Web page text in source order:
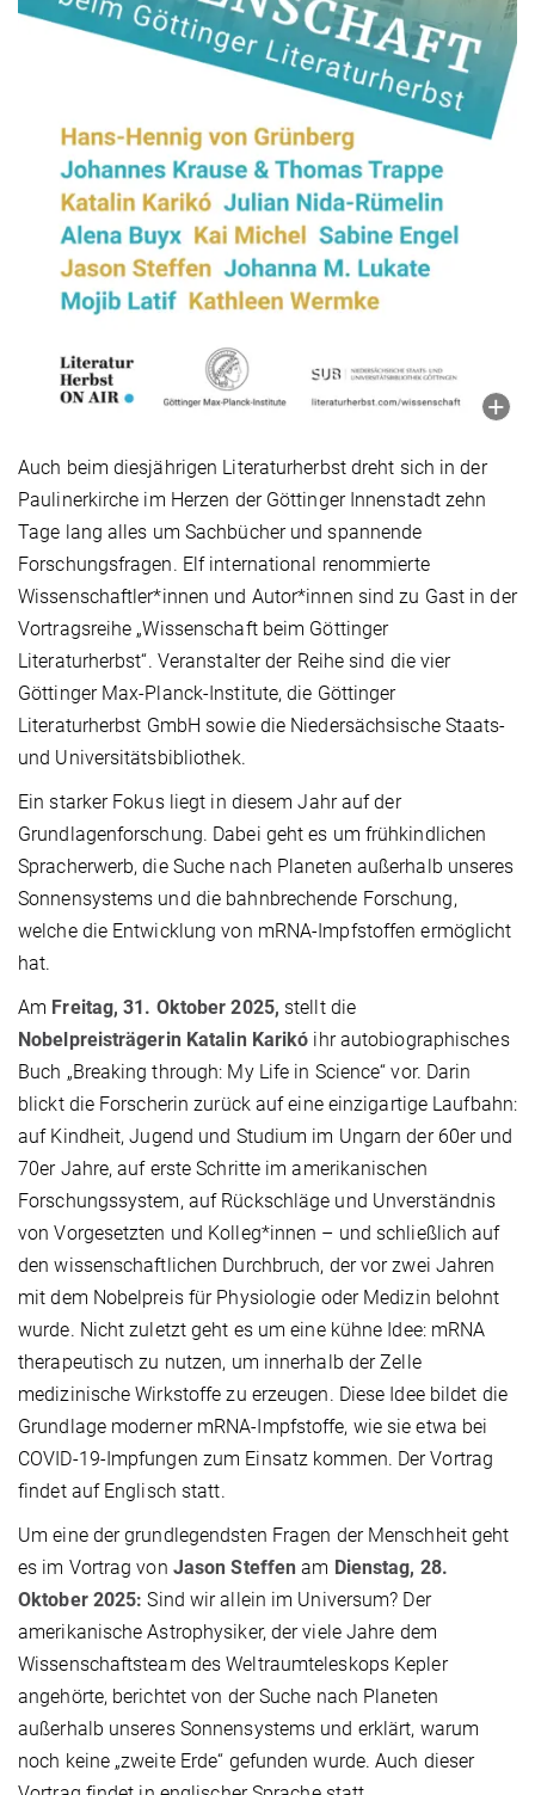
Auch beim diesjährigen Literaturherbst dreht sich in der
Paulinerkirche im Herzen der Göttinger Innenstadt zehn
Tage lang alles um Sachbücher und spannende
Forschungsfragen. Elf international renommierte
Wissenschaftler*innen und Autor*innen sind zu Gast in der
Vortragsreihe „Wissenschaft beim Göttinger
Literaturherbst“. Veranstalter der Reihe sind die vier
Göttinger Max-Planck-Institute, die Göttinger
Literaturherbst GmbH sowie die Niedersächsische Staats-
und Universitätsbibliothek.
Ein starker Fokus liegt in diesem Jahr auf der
Grundlagenforschung. Dabei geht es um frühkindlichen
Spracherwerb, die Suche nach Planeten außerhalb unseres
Sonnensystems und die bahnbrechende Forschung,
welche die Entwicklung von mRNA-Impfstoffen ermöglicht
hat.
Am Freitag, 31. Oktober 2025, stellt die
Nobelpreisträgerin Katalin Karikó ihr autobiographisches
Buch „Breaking through: My Life in Science“ vor. Darin
blickt die Forscherin zurück auf eine einzigartige Laufbahn:
auf Kindheit, Jugend und Studium im Ungarn der 60er und
70er Jahre, auf erste Schritte im amerikanischen
Forschungssystem, auf Rückschläge und Unverständnis
von Vorgesetzten und Kolleg*innen – und schließlich auf
den wissenschaftlichen Durchbruch, der vor zwei Jahren
mit dem Nobelpreis für Physiologie oder Medizin belohnt
wurde. Nicht zuletzt geht es um eine kühne Idee: mRNA
therapeutisch zu nutzen, um innerhalb der Zelle
medizinische Wirkstoffe zu erzeugen. Diese Idee bildet die
Grundlage moderner mRNA-Impfstoffe, wie sie etwa bei
COVID-19-Impfungen zum Einsatz kommen. Der Vortrag
findet auf Englisch statt.
Um eine der grundlegendsten Fragen der Menschheit geht
es im Vortrag von Jason Steffen am Dienstag, 28.
Oktober 2025: Sind wir allein im Universum? Der
amerikanische Astrophysiker, der viele Jahre dem
Wissenschaftsteam des Weltraumteleskops Kepler
angehörte, berichtet von der Suche nach Planeten
außerhalb unseres Sonnensystems und erklärt, warum
noch keine „zweite Erde“ gefunden wurde. Auch dieser